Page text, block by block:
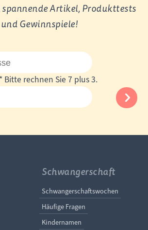
Artikel, Produkttests
und Gewinnspiele!
* Bitte rechnen Sie 7 plus 3.
Schwangerschaft
Navigation
Schwangerschaftswochen
Häufige Fragen
Kindernamen